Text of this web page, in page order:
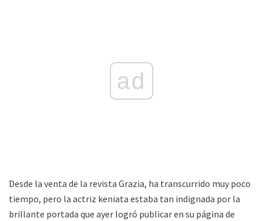
ad
Desde la venta de la revista Grazia, ha transcurrido muy poco
tiempo, pero la actriz keniata estaba tan indignada por la
brillante portada que ayer logró publicar en su página de